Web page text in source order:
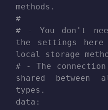
methods.
#
# - You don't
the settings
local storage
# - The
shared between
types.
data: